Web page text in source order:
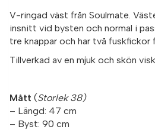
V-ringad väst från Soulmate.
insnitt vid bysten och normal i
tre knappar och har två fuskfickor
Tillverkad av en mjuk och skön
Mått (Storlek 38)
– Längd: 47 cm
– Byst: 90 cm